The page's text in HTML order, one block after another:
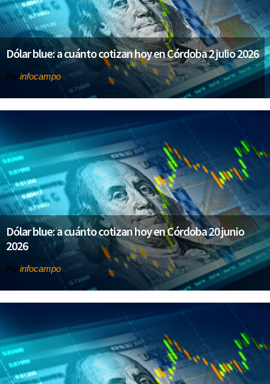
Dólar blue: a cuánto cotizan hoy en Córdoba 2 julio 2026
Por infocampo
Dólar blue: a cuánto cotizan hoy en Córdoba 20 junio
2026
Por infocampo